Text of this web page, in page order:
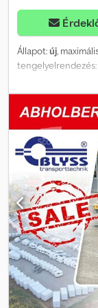
képek nem
műszaki
Állapot:új,
tengelyelrendezés:
3500 Műszaki
Össztömeg: 3500
500 cm, Sz: 210
Padló: perforált
csúszásgátló
Oldalfalak:
Elektromos
* Tengelygyártó:
Fékezett tengely *
működő csörlő:
alumínium,
állapotban a
Lengéscsillapító
Pótkereket tartóval
Minden ár